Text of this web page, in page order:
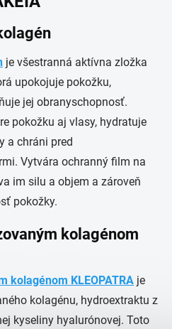
je všestranná aktívna zložka
upokojuje pokožku,
jej obranyschopnosť.
pokožku aj vlasy, hydratuje
a chráni pred
Vytvára ochranný film na
im silu a objem a zároveň
pokožky.
kolagénom
kolagénom KLEOPATRA je
kolagénu, hydroextraktu z
kyseliny hyalurónovej. Toto